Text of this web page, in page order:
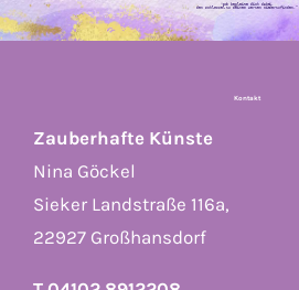
“Ich begleite dich dabei,
den Schlüssel zu deinem Herzen wiederzufinden!“
Kontakt
Zauberhafte Künste
Nina Göckel
Sieker Landstraße 116a,
22927 Großhansdorf